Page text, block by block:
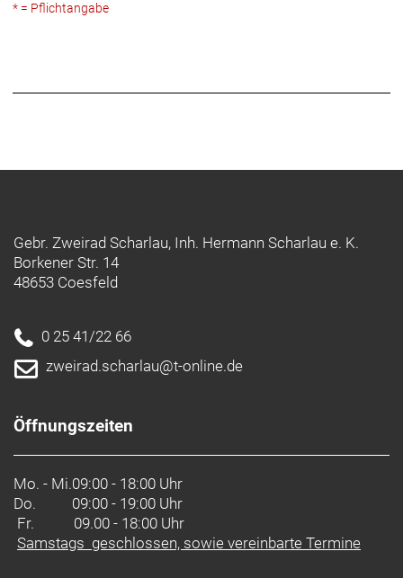
* = Pflichtangabe
Gebr. Zweirad Scharlau, Inh. Hermann Scharlau e. K.
Borkener Str. 14
48653 Coesfeld
0 25 41/22 66
zweirad.scharlau@t-online.de
Öffnungszeiten
Mo. - Mi.09:00 - 18:00 Uhr
Do.
09:00 - 19:00 Uhr
Fr. 09.00 - 18:00 Uhr
Samstags geschlossen, sowie vereinbarte Termine